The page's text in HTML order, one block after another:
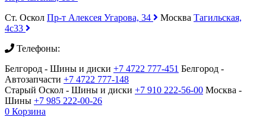
Ст. Оскол Пр-т Алексея Угарова, 34 Москва Тагильская,
4с33
Телефоны:
Белгород - Шины и диски +7 4722 777-451 Белгород -
Автозапчасти +7 4722 777-148
Старый Оскол - Шины и диски +7 910 222-56-00 Москва -
Шины +7 985 222-00-26
0 Корзина